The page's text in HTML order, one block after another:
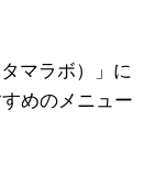
マラボ）」に
めのメニュー